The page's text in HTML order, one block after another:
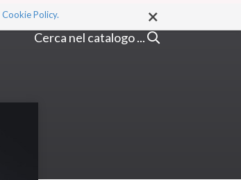
Cerca nel catalogo ...
×
Cookie Policy.